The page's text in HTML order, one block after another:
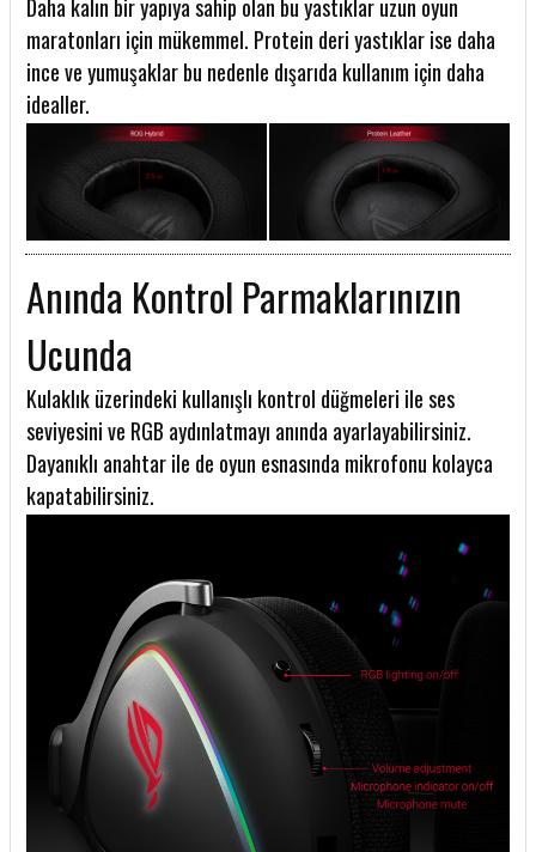
Daha kalın bir yapıya sahip olan bu yastıklar uzun oyun
maratonları için mükemmel. Protein deri yastıklar ise daha
ince ve yumuşaklar bu nedenle dışarıda kullanım için daha
idealler.
Anında Kontrol Parmaklarınızın
Ucunda
Kulaklık üzerindeki kullanışlı kontrol düğmeleri ile ses
seviyesini ve RGB aydınlatmayı anında ayarlayabilirsiniz.
Dayanıklı anahtar ile de oyun esnasında mikrofonu kolayca
kapatabilirsiniz.